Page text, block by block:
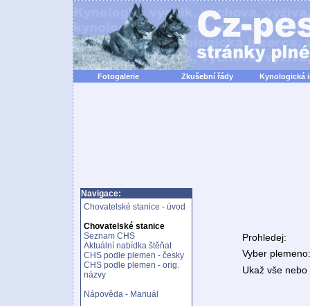
Fotogalerie Zkušební řády Kynologická
Navigace:
Chovatelské stanice - úvod
Chovatelské stanice
Seznam CHS
Aktuální nabídka štěňat
CHS podle plemen - česky
CHS podle plemen - orig.
názvy
Nápověda - Manuál
Prohledej:
Vyber plemeno:
Ukaž vše